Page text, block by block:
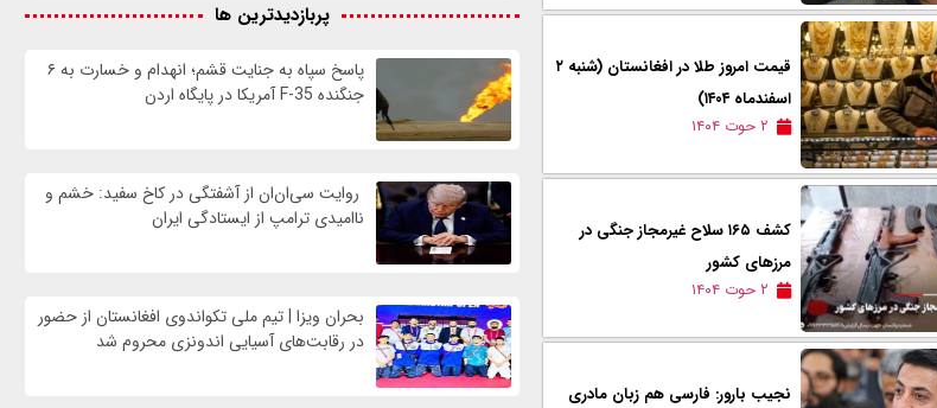
قیمت امروز طلا در افغانستان (شنبه ۲
اسفند‌ماه ۱۴۰۴)
۲ حوت ۱۴۰۴
کشف ۱۶۵ سلاح غیرمجاز جنگی در
مرزهای کشور
۲ حوت ۱۴۰۴
نجیب بارور: فارسی هم زبان مادری
پربازدیدترین ها
پاسخ سپاه به جنایت قشم؛ انهدام و خسارت به ۶
جنگنده F-35 آمریکا در پایگاه اردن
روایت سی‌ان‌ان از آشفتگی در کاخ سفید: خشم و
ناامیدی ترامپ از ایستادگی ایران
بحران ویزا | تیم ملی تکواندوی افغانستان از حضور
در رقابت‌های آسیایی اندونزی محروم شد